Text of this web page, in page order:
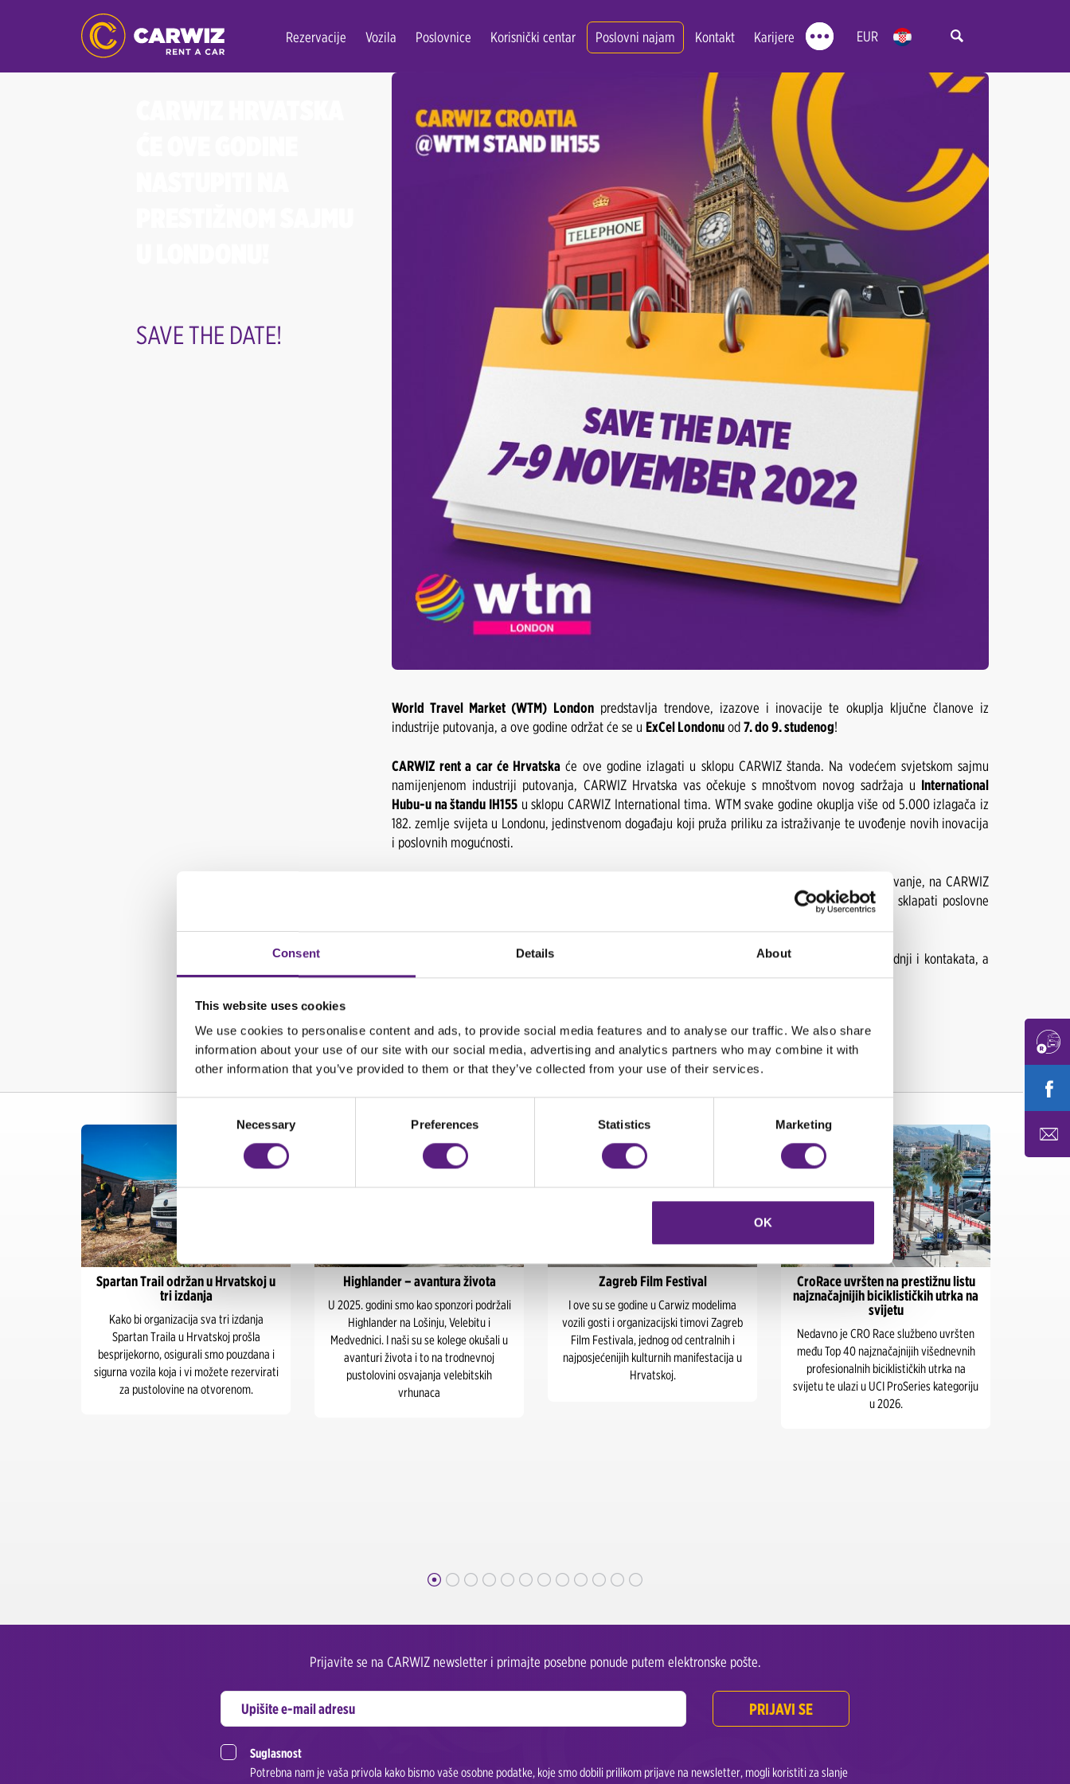
Consent Details About
This website uses cookies
We use cookies to personalise content and ads, to provide social media features and to analyse our traffic. We also share
information about your use of our site with our social media, advertising and analytics partners who may combine it with
other information that you’ve provided to them or that they’ve collected from your use of their services.
Selection
Necessary Preferences Statistics Marketing
OK
Rezervacije Vozila Poslovnice Korisnički centar Poslovni najam Kontakt Karijere EUR
SAVE THE DATE!
World Travel Market (WTM) Londonpredstavlja trendove, izazove i inovacije te okuplja ključne članove iz
industrije putovanja, a ove godine održat će se u ExCel Londonuod7. do 9. studenog!
CARWIZ rent a car će Hrvatska će ove godine izlagati u sklopu CARWIZ štanda. Na vodećem svjetskom sajmu
namijenjenom industriji putovanja, CARWIZ Hrvatska vas očekuje s mnoštvom novog sadržaja u International
Hubu-u na štandu IH155u sklopu CARWIZ International tima. WTM svake godine okuplja više od 5.000 izlagača iz
182. zemlje svijeta u Londonu, jedinstvenom događaju koji pruža priliku za istraživanje te uvođenje novih inovacija
i poslovnih mogućnosti.
Osim noviteta i novih kreativnih rješenja koje je CARWIZ Hrvatska implementirao u svoje poslovanje, na CARWIZ
štandu posjetitelji će moći otkriti sve o uspješnosti poslovanja, novom poslovnom rješenju te sklapati poslovne
dogovore, poznanstva i prikupljati vrijedne informacije od stručnjaka iz rent-a-car industrije.
Nastup na sajmu u Londonu vidimo kao priliku za razmjenu iskustva, uspostavljanje novih suradnji i kontakata, a
predstavlja i početak pripreme za novu sezonu putovanja 2023.!
NATRAG
Spartan Trail održan u Hrvatskoj u
tri izdanja
Kako bi organizacija sva tri izdanja
Spartan Traila u Hrvatskoj prošla
besprijekorno, osigurali smo pouzdana i
sigurna vozila koja i vi možete rezervirati
za pustolovine na otvorenom.
Highlander – avantura života
U 2025. godini smo kao sponzori podržali
Highlander na Lošinju, Velebitu i
Medvednici. I naši su se kolege okušali u
avanturi života i to na trodnevnoj
pustolovini osvajanja velebitskih
vrhunaca
Zagreb Film Festival
I ove su se godine u Carwiz modelima
vozili gosti i organizacijski timovi Zagreb
Film Festivala, jednog od centralnih i
najposjećenijih kulturnih manifestacija u
Hrvatskoj.
CroRace uvršten na prestižnu listu
najznačajnijih biciklističkih utrka na
svijetu
Nedavno je CRO Race službeno uvršten
među Top 40 najznačajnijih višednevnih
profesionalnih biciklističkih utrka na
svijetu te ulazi u UCI ProSeries kategoriju
u 2026.
Prijavite se na CARWIZ newsletter i primajte posebne ponude putem elektronske pošte.
PRIJAVI SE
Suglasnost
Potrebna nam je vaša privola kako bismo vaše osobne podatke, koje smo dobili prilikom prijave na newsletter, mogli koristiti za slanje